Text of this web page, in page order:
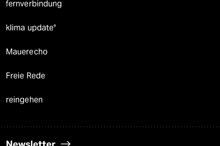
fernverbindung
klima update°
Mauerecho
Freie Rede
reingehen